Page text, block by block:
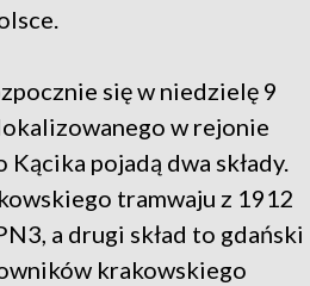
się w niedzielę 9
w rejonie
pojadą dwa składy.
tramwaju z 1912
a drugi skład to gdański
krakowskiego